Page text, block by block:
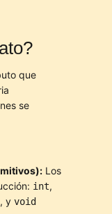
que
se
Los
int,
, y void